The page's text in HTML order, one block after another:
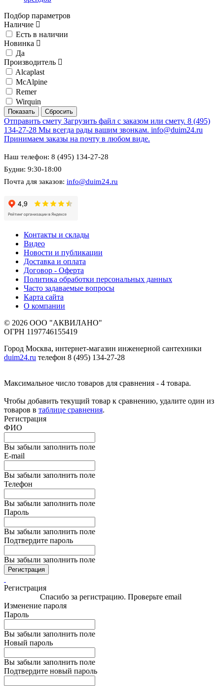
Подбор параметров
Наличие
Есть в наличии
Новинка
Да
Производитель
Alcaplast
McAlpine
Remer
Wirquin
Отправить смету Загрузить файл с заказом или смету. 8 (495)
134-27-28 Мы всегда рады вашим звонкам. info@duim24.ru
Принимаем заказы на почту в любом виде.
Наш телефон: 8 (495) 134-27-28
Будни: 9:30-18:00
Почта для заказов: info@duim24.ru
Контакты и склады
Видео
Новости и публикации
Доставка и оплата
Договор - Оферта
Политика обработки персональных данных
Часто задаваемые вопросы
Карта сайта
О компании
© 2026 ООО "АКВИЛАНО"
ОГРН 1197746155419
Город Москва, интернет-магазин инженерной сантехники
duim24.ru телефон 8 (495) 134-27-28
Максимальное число товаров для сравнения - 4 товара.
Чтобы добавить текущий товар к сравнению, удалите один из
товаров в таблице сравнения.
Регистрация
ФИО
Вы забыли заполнить поле
E-mail
Вы забыли заполнить поле
Телефон
Вы забыли заполнить поле
Пароль
Вы забыли заполнить поле
Подтвердите пароль
Вы забыли заполнить поле
Регистрация
Регистрация
Спасибо за регистрацию. Проверьте email
Изменение пароля
Пароль
Вы забыли заполнить поле
Новый пароль
Вы забыли заполнить поле
Подтвердите новый пароль